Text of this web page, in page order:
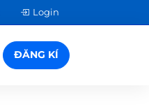
Login
ĐĂNG KÍ